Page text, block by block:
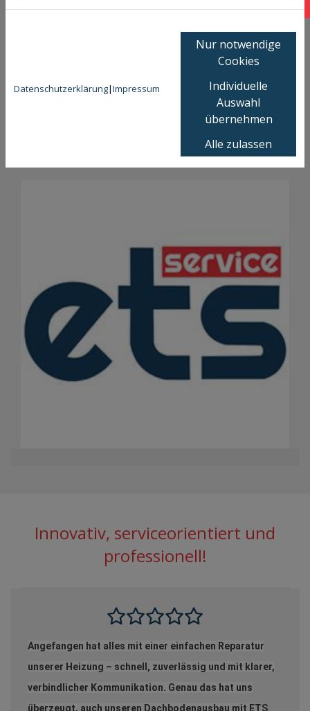
gefunden?
ETS Service!
Renovierungs-/Bau-/Gartenservice/Maler-/Fliesenle
ger-/Trockenbauarbeiten und vieles mehr!
Mehr Informationen rund um Heizungs-, Sanitär-
oder Elektrothemen finden Sie auchauf unserem
Innovativ, service­orientiert und
professionell!
Angefangen hat alles mit einer einfachen Reparatur
unserer Heizung – schnell, zuverlässig und mit klarer,
verbindlicher Kommunikation. Genau das hat uns
überzeugt, auch unseren Dachbodenausbau mit ETS
Datenschutzerklärung|Impressum
Nur notwendige
Cookies
Individuelle
Auswahl
übernehmen
Alle zulassen